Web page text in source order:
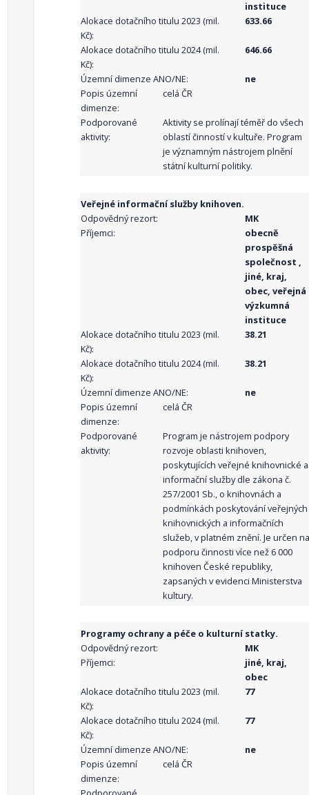
instituce
Alokace dotačního titulu 2023 (mil.
Kč):
633.66
Alokace dotačního titulu 2024 (mil.
Kč):
646.66
Územní dimenze ANO/NE:
ne
Popis územní
dimenze:
celá ČR
Podporované
aktivity:
Aktivity se prolínají téměř do všech
oblastí činností v kultuře. Program
je významným nástrojem plnění
státní kulturní politiky.
Veřejné informační služby knihoven.
Odpovědný rezort:
MK
Příjemci:
obecně
prospěšná
společnost ,
jiné, kraj,
obec, veřejná
výzkumná
instituce
Alokace dotačního titulu 2023 (mil.
Kč):
38.21
Alokace dotačního titulu 2024 (mil.
Kč):
38.21
Územní dimenze ANO/NE:
ne
Popis územní
dimenze:
celá ČR
Podporované
aktivity:
Program je nástrojem podpory
rozvoje oblasti knihoven,
poskytujících veřejné knihovnické a
informační služby dle zákona č.
257/2001 Sb., o knihovnách a
podmínkách poskytování veřejných
knihovnických a informačních
služeb, v platném znění. Je určen na
podporu činnosti více než 6 000
knihoven České republiky,
zapsaných v evidenci Ministerstva
kultury.
Programy ochrany a péče o kulturní statky.
Odpovědný rezort:
MK
Příjemci:
jiné, kraj,
obec
Alokace dotačního titulu 2023 (mil.
Kč):
77
Alokace dotačního titulu 2024 (mil.
Kč):
77
Územní dimenze ANO/NE:
ne
Popis územní
dimenze:
celá ČR